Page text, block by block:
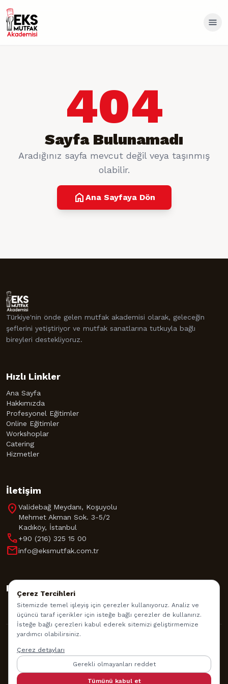
404
Sayfa Bulunamadı
Aradığınız sayfa mevcut değil veya taşınmış
olabilir.
home Ana Sayfaya Dön
Türkiye'nin önde gelen mutfak akademisi olarak, geleceğin
şeflerini yetiştiriyor ve mutfak sanatlarına tutkuyla bağlı
bireyleri destekliyoruz.
Hızlı Linkler
Ana Sayfa
Hakkımızda
Profesyonel Eğitimler
Online Eğitimler
Workshoplar
Catering
Hizmetler
İletişim
location_on Validebağ Meydanı, Koşuyolu
Mehmet Akman Sok. 3-5/2
Kadıköy, İstanbul
call+90 (216) 325 15 00
mailinfo@eksmutfak.com.tr
Bizi Takip Edin
© 2026 EKS Mutfak Akademisi. Tüm Hakları Saklıdır.
İade Politikası Gizlilik Politikası Kullanım Şartları
Çerez Tercihleri
Sitemizde temel işleyiş için çerezler kullanıyoruz. Analiz ve
üçüncü taraf içerikler için isteğe bağlı çerezler de kullanırız.
İsteğe bağlı çerezleri kabul ederek sitemizi geliştirmemize
yardımcı olabilirsiniz.
Çerez detayları
Gerekli olmayanları reddet
Tümünü kabul et